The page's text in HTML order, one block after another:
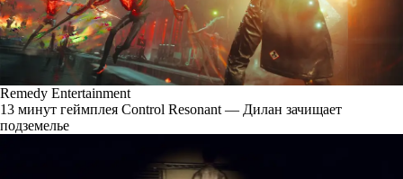
Remedy Entertainment
13 минут геймплея Control Resonant — Дилан зачищает
подземелье